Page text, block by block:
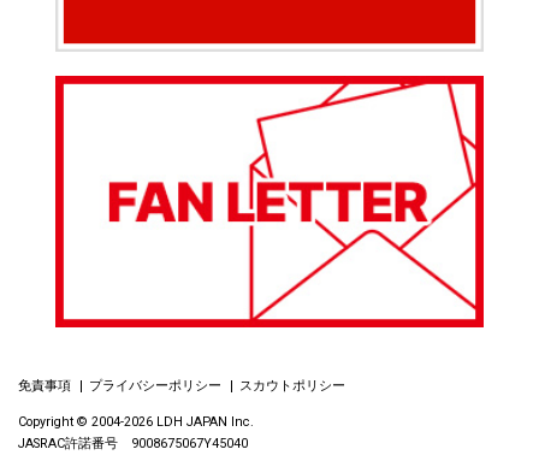
免責事項 プライバシーポリシー スカウトポリシー
Copyright © 2004-2026 LDH JAPAN Inc.
JASRAC許諾番号 9008675067Y45040